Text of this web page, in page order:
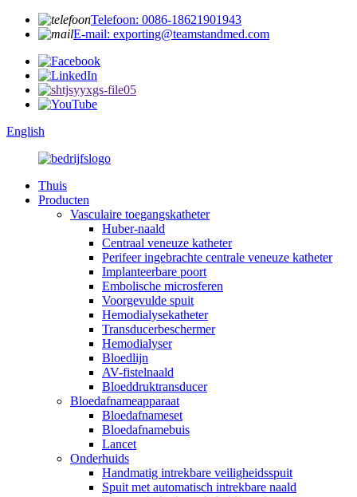
Telefoon: 0086-18621901943
E-mail: exporting@teamstandmed.com
English
Thuis
Producten
Vasculaire toegangskatheter
Huber-naald
Centraal veneuze katheter
Perifeer ingebrachte centrale veneuze katheter
Implanteerbare poort
Embolische microsferen
Voorgevulde spuit
Hemodialysekatheter
Transducerbeschermer
Hemodialyser
Bloedlijn
AV-fistelnaald
Bloeddruktransducer
Bloedafnameapparaat
Bloedafnameset
Bloedafnamebuis
Lancet
Onderhuids
Handmatig intrekbare veiligheidsspuit
Spuit met automatisch intrekbare naald